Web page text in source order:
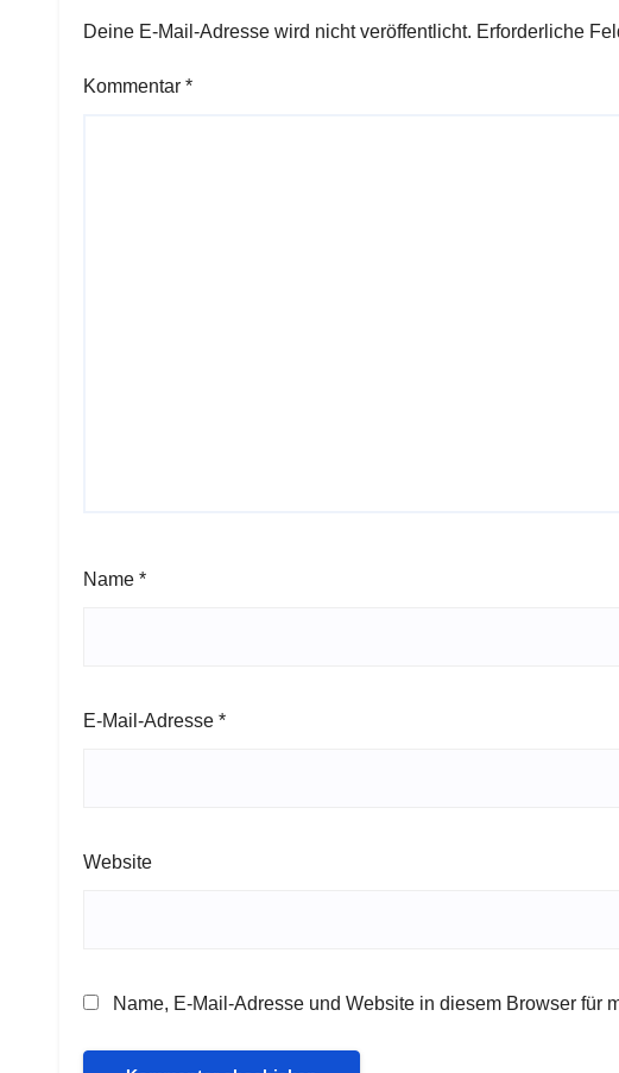
Deine E-Mail-Adresse wird nicht veröffentlicht. Erforderliche
Kommentar *
Name *
E-Mail-Adresse *
Website
Name, E-Mail-Adresse und Website in diesem Browser für